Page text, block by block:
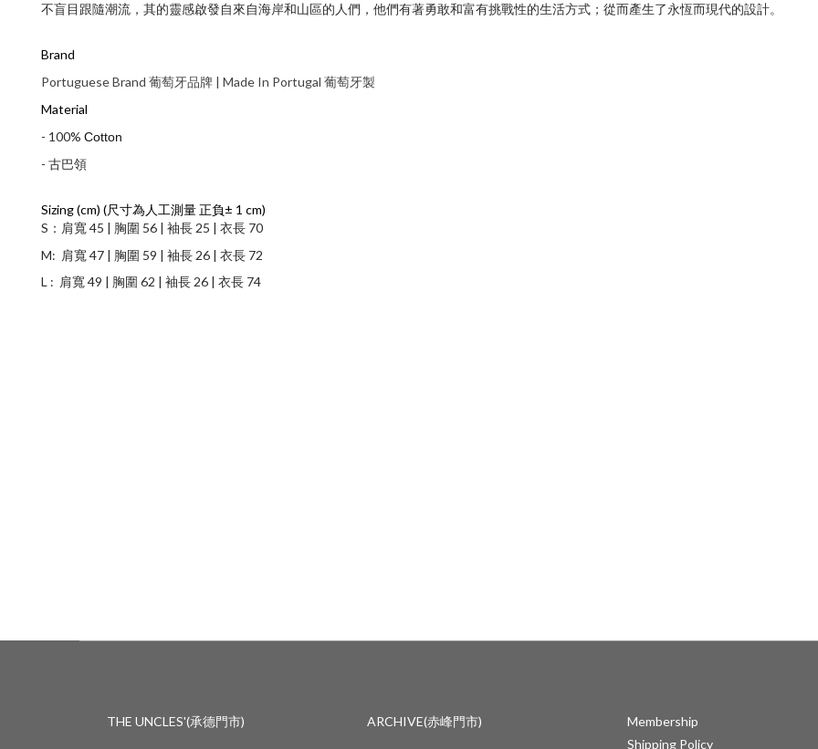
不盲目跟隨潮流，其的靈感啟發自來自海岸和山區的人們，他們有著勇敢和富有挑戰性的生活方式；從而產生了永恆而現代的設計。
Brand
Portuguese Brand 葡萄牙品牌 | Made In Portugal 葡萄牙製
Material
- 100% Cotton
- 古巴領
Sizing (cm) (尺寸為人工測量 正負± 1 cm)
S： 肩寬 45 | 胸圍 56 | 袖長 25 | 衣長 70
M: 肩寬 47 | 胸圍 59 | 袖長 26 | 衣長 72
L : 肩寬 49 | 胸圍 62 | 袖長 26 | 衣長 74
THE UNCLES'(承德門市) ARCHIVE(赤峰門市)
Membership
Shipping Policy